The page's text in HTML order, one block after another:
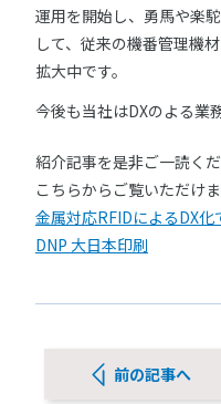
運用を開始し、勇馬や楽
して、従来の機番管理機
拡大中です。
今後も当社はDXのよる業
紹介記事を是非ご一読くだ
こちらからご覧いただけ
金属対応RFIDによるDX
DNP 大日本印刷
前の記事へ